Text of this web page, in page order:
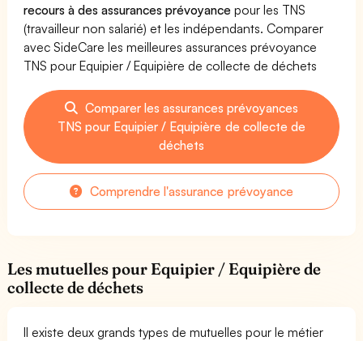
recours à des assurances prévoyance pour les TNS
(travailleur non salarié) et les indépendants. Comparer
avec SideCare les meilleures assurances prévoyance
TNS pour Equipier / Equipière de collecte de déchets
Comparer les assurances prévoyances
TNS pour Equipier / Equipière de collecte de
déchets
Comprendre l'assurance prévoyance
Les mutuelles pour Equipier / Equipière de
collecte de déchets
Il existe deux grands types de mutuelles pour le métier